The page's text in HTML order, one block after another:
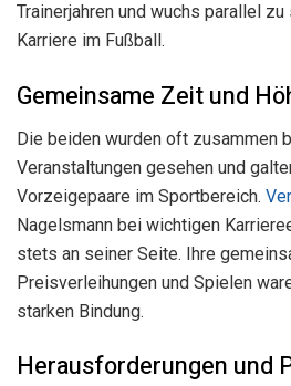
Trainerjahren und wuchs parallel
Karriere im Fußball.
Gemeinsame Zeit und
Die beiden wurden oft zusammen
Veranstaltungen gesehen und
Vorzeigepaare im Sportbereich.
Nagelsmann bei wichtigen
stets an seiner Seite. Ihre
Preisverleihungen und Spielen
starken Bindung.
Herausforderungen und